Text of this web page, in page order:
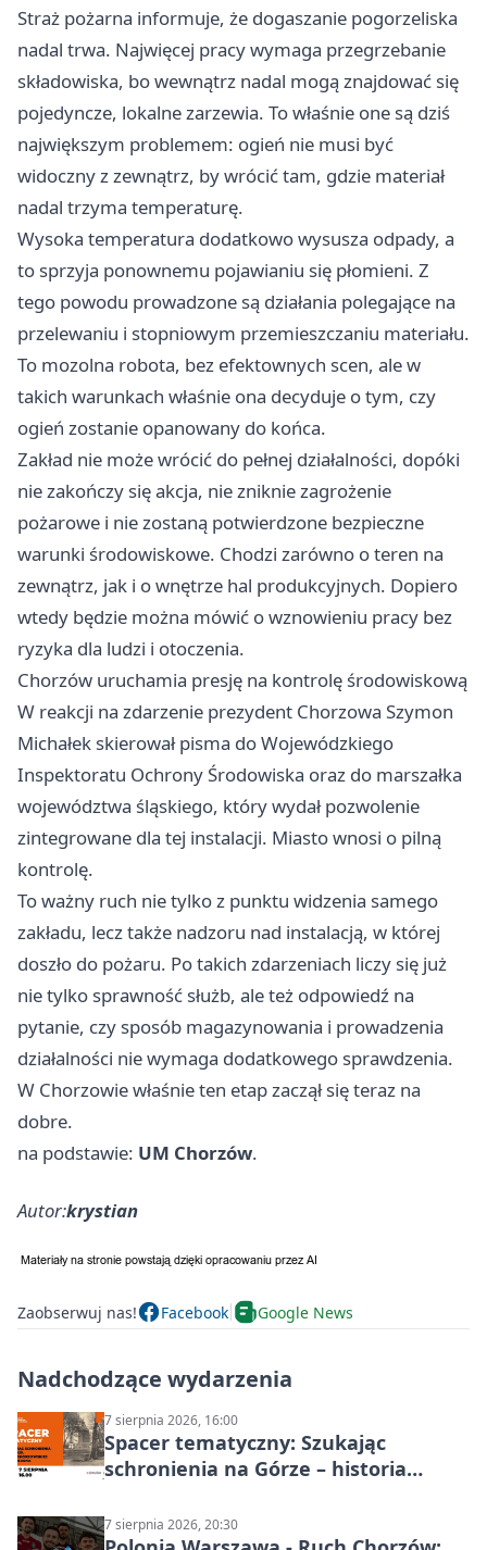
Straż pożarna informuje, że dogaszanie pogorzeliska
nadal trwa. Najwięcej pracy wymaga przegrzebanie
składowiska, bo wewnątrz nadal mogą znajdować się
pojedyncze, lokalne zarzewia. To właśnie one są dziś
największym problemem: ogień nie musi być
widoczny z zewnątrz, by wrócić tam, gdzie materiał
nadal trzyma temperaturę.
Wysoka temperatura dodatkowo wysusza odpady, a
to sprzyja ponownemu pojawianiu się płomieni. Z
tego powodu prowadzone są działania polegające na
przelewaniu i stopniowym przemieszczaniu materiału.
To mozolna robota, bez efektownych scen, ale w
takich warunkach właśnie ona decyduje o tym, czy
ogień zostanie opanowany do końca.
Zakład nie może wrócić do pełnej działalności, dopóki
nie zakończy się akcja, nie zniknie zagrożenie
pożarowe i nie zostaną potwierdzone bezpieczne
warunki środowiskowe. Chodzi zarówno o teren na
zewnątrz, jak i o wnętrze hal produkcyjnych. Dopiero
wtedy będzie można mówić o wznowieniu pracy bez
ryzyka dla ludzi i otoczenia.
Chorzów uruchamia presję na kontrolę środowiskową
W reakcji na zdarzenie prezydent Chorzowa Szymon
Michałek skierował pisma do Wojewódzkiego
Inspektoratu Ochrony Środowiska oraz do marszałka
województwa śląskiego, który wydał pozwolenie
zintegrowane dla tej instalacji. Miasto wnosi o pilną
kontrolę.
To ważny ruch nie tylko z punktu widzenia samego
zakładu, lecz także nadzoru nad instalacją, w której
doszło do pożaru. Po takich zdarzeniach liczy się już
nie tylko sprawność służb, ale też odpowiedź na
pytanie, czy sposób magazynowania i prowadzenia
działalności nie wymaga dodatkowego sprawdzenia.
W Chorzowie właśnie ten etap zaczął się teraz na
dobre.
na podstawie: UM Chorzów.
Autor:krystian
Zaobserwuj nas! Facebook Google News
Nadchodzące wydarzenia
7 sierpnia 2026, 16:00
Spacer tematyczny: Szukając
schronienia na Górze – historia
7 sierpnia 2026, 20:30